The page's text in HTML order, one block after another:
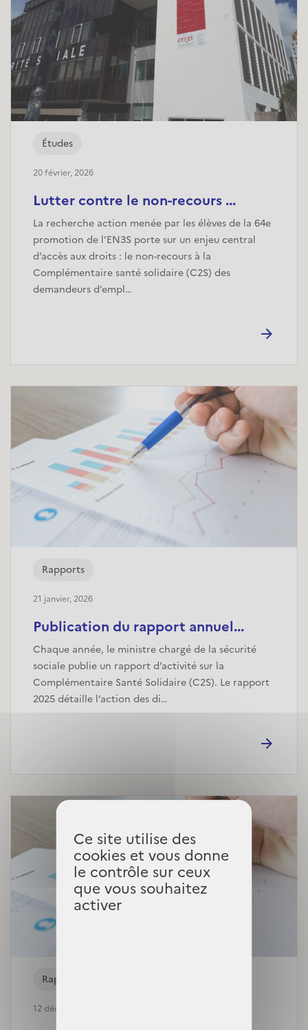
Ce site utilise des
cookies et vous donne
le contrôle sur ceux
que vous souhaitez
activer
Études
20 février, 2026
Lutter contre le non-recours ...
La recherche action menée par les élèves de la 64e
promotion de l’EN3S porte sur un enjeu central
d’accès aux droits : le non-recours à la
Complémentaire santé solidaire (C2S) des
demandeurs d’empl…
Rapports
21 janvier, 2026
Publication du rapport annuel...
Chaque année, le ministre chargé de la sécurité
sociale publie un rapport d’activité sur la
Complémentaire Santé Solidaire (C2S). Le rapport
2025 détaille l’action des di…
Rapports
12 décembre, 2025